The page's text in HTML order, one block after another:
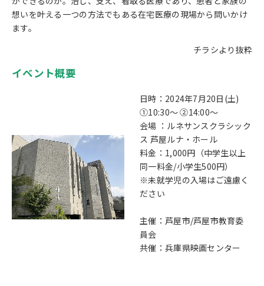
想いを叶える一つの方法でもある在宅医療の現場から問いかけ
ます。
チラシより抜粋
イベント概要
日時：2024年7月20日(土)
①10:30～ ②14:00～
会場 ：ルネサンスクラシック
ス 芦屋ルナ・ホール
料金：1,000円（中学生以上
同一料金/小学生500円）
※未就学児の入場はご遠慮く
ださい
主催：芦屋市/芦屋市教育委
員会
共催：兵庫県映画センター